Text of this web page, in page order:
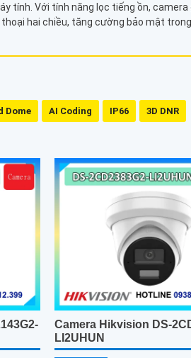
tính. Với tính năng lọc tiếng ồn,
hai chiều, tăng cường bảo mật
Dome AI Coding IP66 3D DNR
Camera Hikvision DS-
LI2UHUN